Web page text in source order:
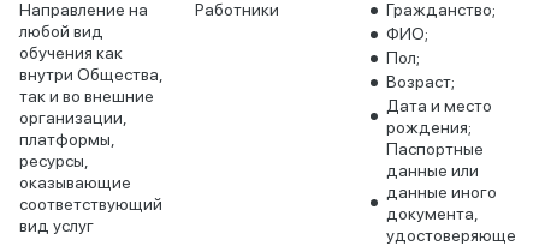
Направление на
любой вид
обучения как
внутри Общества,
так и во внешние
организации,
платформы,
ресурсы,
оказывающие
соответствующий
вид услуг
Работники
Гражданство;
ФИО;
Пол;
Возраст;
Дата и место
рождения;
Паспортные
данные или
данные иного
документа,
удостоверяюще